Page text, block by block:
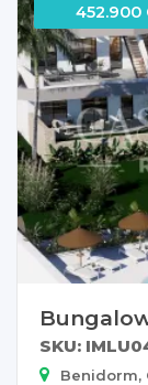
452.900
SKU:
Benidorm,